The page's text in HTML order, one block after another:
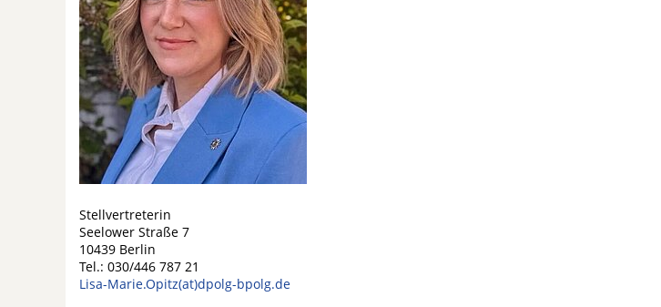
Stellvertreterin
Seelower Straße 7
10439 Berlin
Tel.: 030/446 787 21
Lisa-Marie.Opitz(at)dpolg-bpolg.de